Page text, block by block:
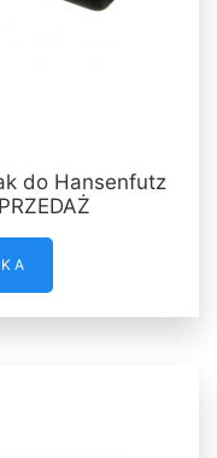
do Hansenfutz